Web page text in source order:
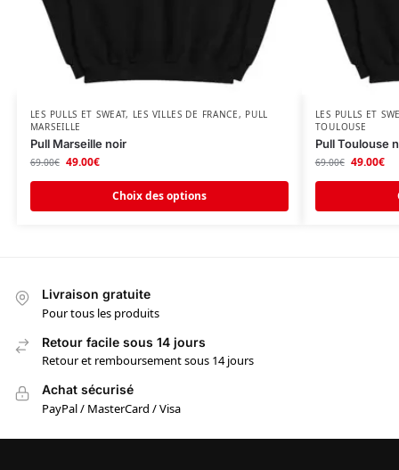
LES PULLS ET SWEAT, LES VILLES DE FRANCE, PULL
MARSEILLE
Pull Marseille noir
69.00€ 49.00€
Choix des options
LES PULLS ET
TOULOUSE
Pull Toulouse
69.00€ 49.00€
Livraison gratuite
Pour tous les produits
Retour facile sous 14 jours
Retour et remboursement sous 14 jours
Achat sécurisé
PayPal / MasterCard / Visa